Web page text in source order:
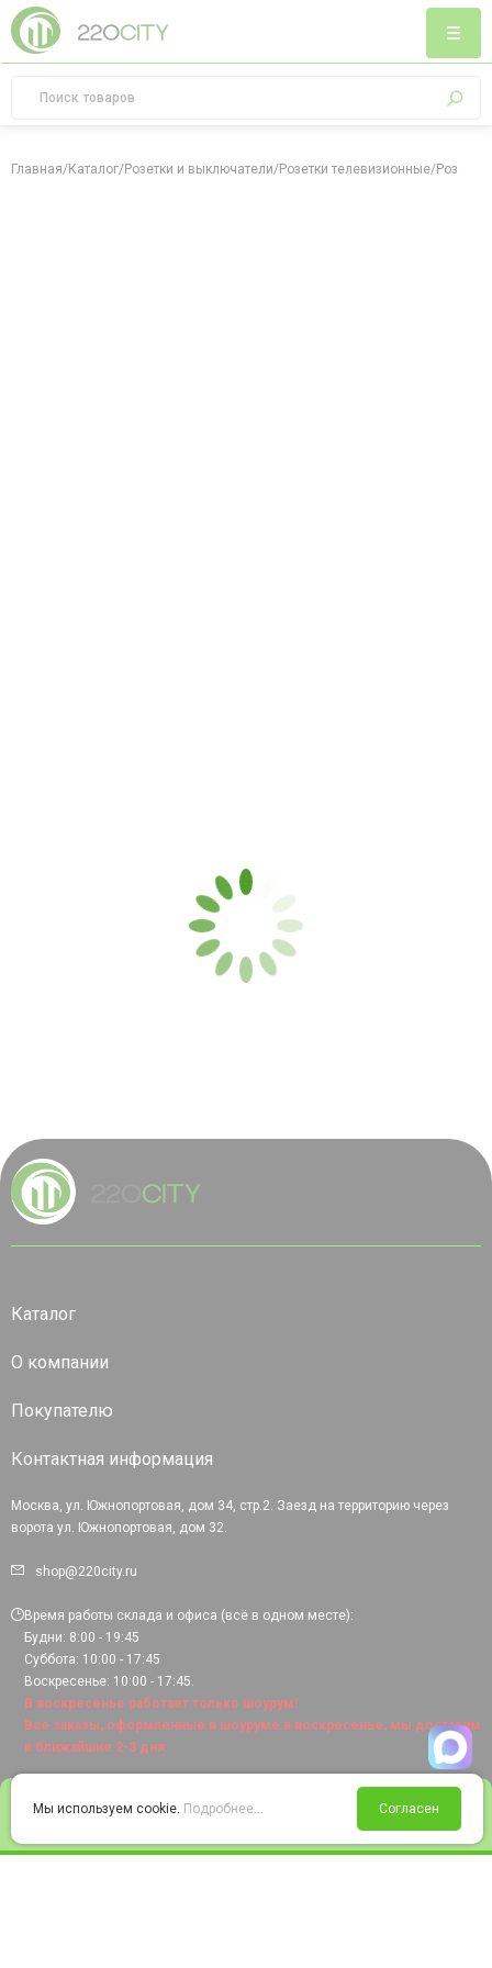
Войти Избранное Корзина
Главная/Каталог/Розетки и выключатели/Розетки телевизионные/
Каталог
О компании
Покупателю
Контактная информация
Москва, ул. Южнопортовая, дом 34, стр.2. Заезд на территорию через
ворота ул. Южнопортовая, дом 32.
shop@220city.ru
Время работы склада и офиса (всё в одном месте):
Будни: 8:00 - 19:45
Суббота: 10:00 - 17:45
Воскресенье: 10:00 - 17:45.
В воскресенье работает только шоурум!
Все заказы, оформленные в шоуруме в воскресенье, мы доставим
в ближайшие 2-3 дня.
Мы используем cookie. Подробнее... Согласен